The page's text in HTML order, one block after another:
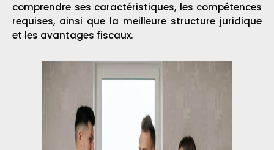
comprendre ses caractéristiques, les compétences
requises, ainsi que la meilleure structure juridique
et les avantages fiscaux.